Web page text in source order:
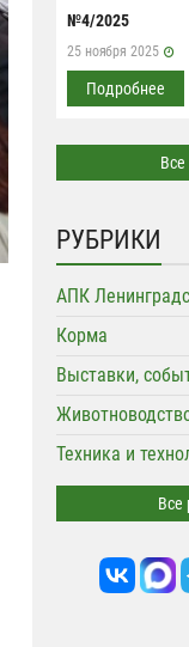
№4/2025
25 ноября 2025
Подробнее
РУБРИКИ
АПК
Корма
Выставки,
Техника и
Все